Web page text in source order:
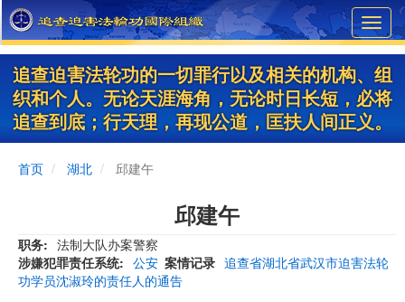
Skip
to
main
content
追查迫害法轮功的一切罪行以及相关的机构、组
织和个人。无论天涯海角，无论时日长短，必将
追查到底；行天理，再现公道，匡扶人间正义。
首页 湖北 邱建午
邱建午
职务
法制大队办案警察
涉嫌犯罪责任系统
公安 案情记录 追查省湖北省武汉市迫害法轮
功学员沈淑玲的责任人的通告